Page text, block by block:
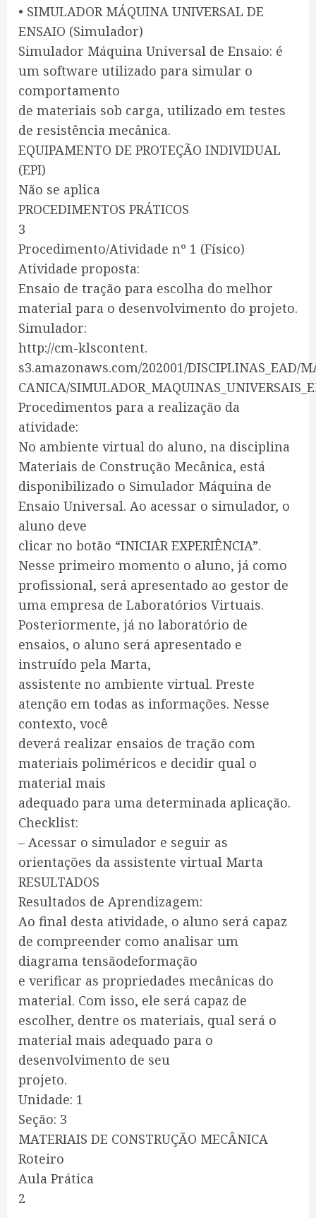
• SIMULADOR MÁQUINA UNIVERSAL DE
ENSAIO (Simulador)
Simulador Máquina Universal de Ensaio: é
um software utilizado para simular o
comportamento
de materiais sob carga, utilizado em testes
de resistência mecânica.
EQUIPAMENTO DE PROTEÇÃO INDIVIDUAL
(EPI)
Não se aplica
PROCEDIMENTOS PRÁTICOS
3
Procedimento/Atividade nº 1 (Físico)
Atividade proposta:
Ensaio de tração para escolha do melhor
material para o desenvolvimento do projeto.
Simulador:
http://cm-klscontent.
s3.amazonaws.com/202001/DISCIPLINAS_EAD/
CANICA/
Procedimentos para a realização da
atividade:
No ambiente virtual do aluno, na disciplina
Materiais de Construção Mecânica, está
disponibilizado o Simulador Máquina de
Ensaio Universal. Ao acessar o simulador, o
aluno deve
clicar no botão “INICIAR EXPERIÊNCIA”.
Nesse primeiro momento o aluno, já como
profissional, será apresentado ao gestor de
uma empresa de Laboratórios Virtuais.
Posteriormente, já no laboratório de
ensaios, o aluno será apresentado e
instruído pela Marta,
assistente no ambiente virtual. Preste
atenção em todas as informações. Nesse
contexto, você
deverá realizar ensaios de tração com
materiais poliméricos e decidir qual o
material mais
adequado para uma determinada aplicação.
Checklist:
– Acessar o simulador e seguir as
orientações da assistente virtual Marta
RESULTADOS
Resultados de Aprendizagem:
Ao final desta atividade, o aluno será capaz
de compreender como analisar um
diagrama tensãodeformação
e verificar as propriedades mecânicas do
material. Com isso, ele será capaz de
escolher, dentre os materiais, qual será o
material mais adequado para o
desenvolvimento de seu
projeto.
Unidade: 1
Seção: 3
MATERIAIS DE CONSTRUÇÃO MECÂNICA
Roteiro
Aula Prática
2